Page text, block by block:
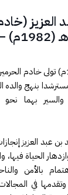
وفي عام 1402 هـ (1982م) تولى
بنهج والده
والسير بهما
عبد العزيز
الحياة فيها،
بالأمن
في